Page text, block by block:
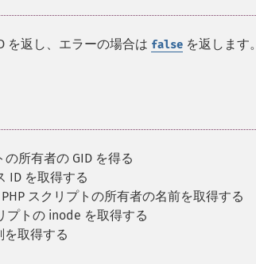
を返し、エラーの場合は false を返します。
の所有者の GID を得る
ID を取得する
スクリプトの所有者の名前を取得する
プトの inode を取得する
を取得する